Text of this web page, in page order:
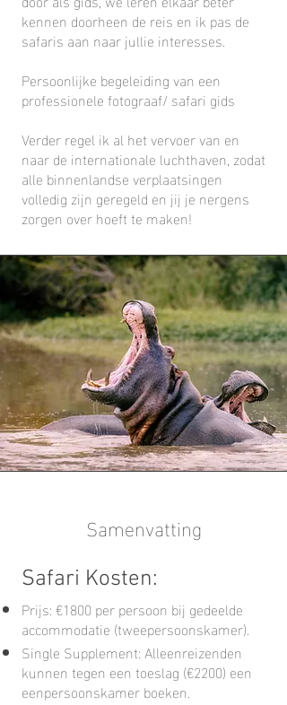
kennen doorheen de reis en ik pas de
safaris aan naar jullie interesses.
Persoonlijke begeleiding van een
professionele fotograaf/ safari gids
Verder regel ik al het vervoer van en
naar de internationale luchthaven, zodat
alle binnenlandse verplaatsingen
volledig zijn geregeld en jij je nergens
zorgen over hoeft te maken!
Samenvatting
Safari Kosten:
Prijs: €1800 per persoon bij gedeelde
accommodatie (tweepersoonskamer).
Single Supplement: Alleenreizenden
kunnen tegen een toeslag (€2200) een
eenpersoonskamer boeken.